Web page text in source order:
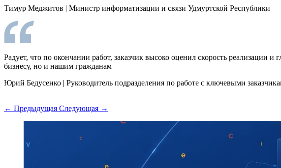
Тимур Меджитов | Министр информатизации и связи Удмуртской Республики
Радует, что по окончании работ, заказчик высоко оценил скорость реализации
бизнесу, но и нашим гражданам
Юрий Бедусенко | Руководитель подразделения по работе с ключевыми
← Предыдущая Следующая →